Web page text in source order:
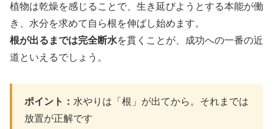
植物は乾燥を感じることで、生き延びようとする本能が働
き、水分を求めて自ら根を伸ばし始めます。
根が出るまでは完全断水を貫くことが、成功への一番の近
道といえるでしょう。
ポイント： 水やりは「根」が出てから。それまでは
放置が正解です